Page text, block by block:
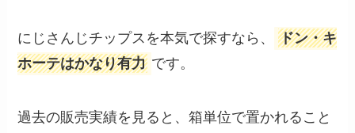
にじさんじチップスを本気で探すなら、
ドン・キ
ホーテはかなり有力 です。
過去の販売実績を見ると、箱単位で置かれること